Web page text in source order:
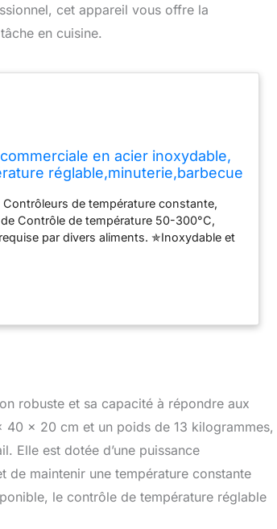
cet appareil vous offre la
en cuisine.
en acier inoxydable,
réglable,minuterie,barbecue
de température constante,
Contrôle de température 50-300°C,
par divers aliments. ✯Inoxydable et
et chauffe plus uniformément.
côtés et à l'arrière pour éviter les
intégré, qui peut nettoyer
robuste et sa capacité à répondre aux
40 x 20 cm et un poids de 13 kilogrammes,
Elle est dotée d’une puissance
maintenir une température constante
le contrôle de température réglable